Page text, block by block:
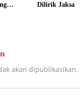
Dilirik Jaksa
akan dipublikasikan.